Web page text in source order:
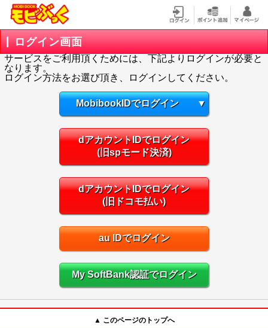
ログイン画面
サービスをご利用頂くためには、下記よりログインが必要と
なります。
ログイン方法をお選び頂き、ログインしてください。
MobibookIDでログイン ▼
dアカウントIDでログイン
(旧spモード決済)
dアカウントIDでログイン
(旧ドコモ払い)
au IDでログイン
My SoftBank認証でログイン
▲ このページのトップへ